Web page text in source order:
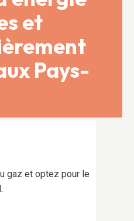
et
Pays-
gaz et optez pour le